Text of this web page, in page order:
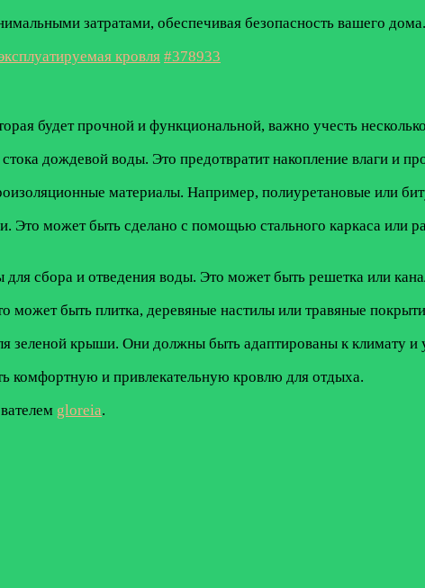
затратами, обеспечивая безопасность вашего дома.
кровля #378933
будет прочной и функциональной, важно учесть
дождевой воды. Это предотвратит накопление влаги и
материалы. Например, полиуретановые или
может быть сделано с помощью стального каркаса или
сбора и отведения воды. Это может быть решетка или
быть плитка, деревяные настилы или травяные
зеленой крыши. Они должны быть адаптированы к климату и
комфортную и привлекательную кровлю для отдыха.
gloreia.